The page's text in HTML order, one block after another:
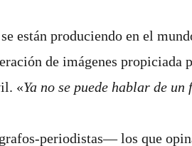
están produciendo en el
de imágenes
«Ya no se puede hablar de
periodistas― los que